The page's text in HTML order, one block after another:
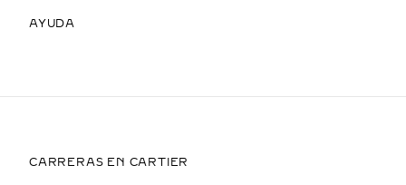
AYUDA
CARRERAS EN CARTIER